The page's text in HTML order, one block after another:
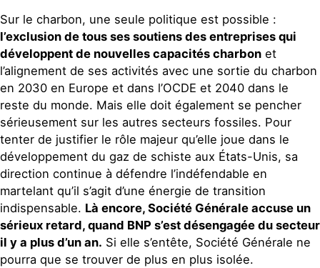
Sur le charbon, une seule politique est possible :
l’exclusion de tous ses soutiens des entreprises qui
développent de nouvelles capacités charbon et
l’alignement de ses activités avec une sortie du charbon
en 2030 en Europe et dans l’OCDE et 2040 dans le
reste du monde. Mais elle doit également se pencher
sérieusement sur les autres secteurs fossiles. Pour
tenter de justifier le rôle majeur qu’elle joue dans le
développement du gaz de schiste aux États-Unis, sa
direction continue à défendre l’indéfendable en
martelant qu’il s’agit d’une énergie de transition
indispensable. Là encore, Société Générale accuse un
sérieux retard, quand BNP s’est désengagée du secteur
il y a plus d’un an. Si elle s’entête, Société Générale ne
pourra que se trouver de plus en plus isolée.